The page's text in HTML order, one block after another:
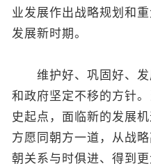
业发展作出战略规划和
发展新时期。
维护好、巩固好、发
和政府坚定不移的方针
史起点，面临新的发展
方愿同朝方一道，从战
朝关系与时俱进、得到更